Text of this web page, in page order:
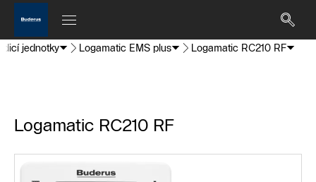
jednotky Logamatic EMS plus Logamatic RC210 RF
Logamatic RC210 RF